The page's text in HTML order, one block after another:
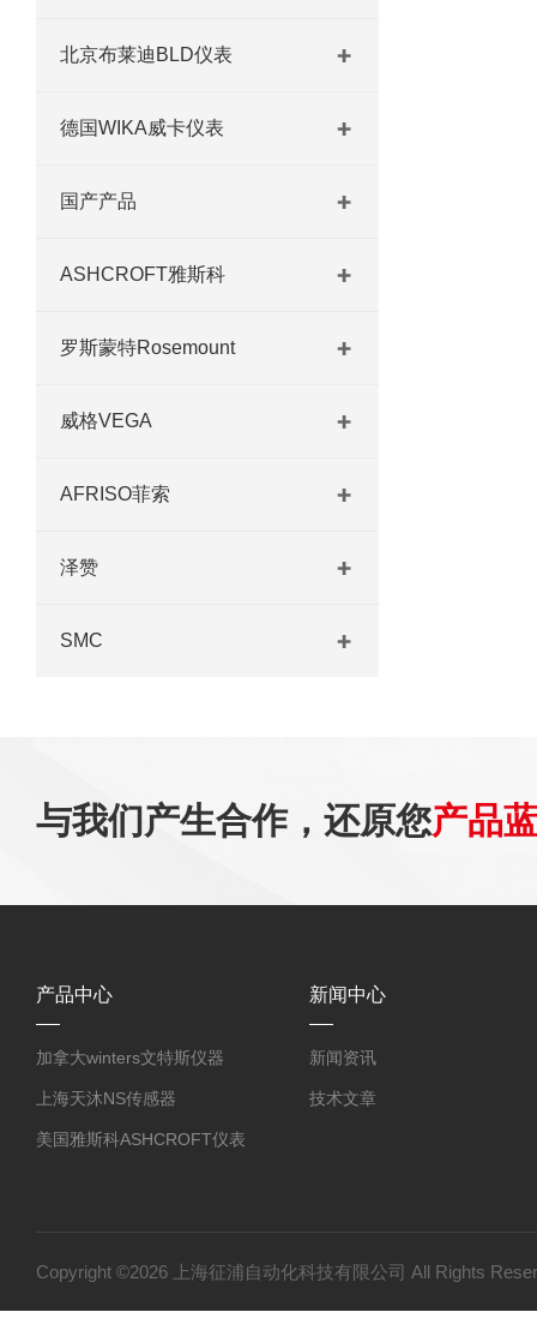
北京布莱迪BLD仪表
德国WIKA威卡仪表
国产产品
ASHCROFT雅斯科
罗斯蒙特Rosemount
威格VEGA
AFRISO菲索
泽赞
SMC
与我们产生合作，还原您产品
产品中心
加拿大winters文特斯仪器
上海天沐NS传感器
美国雅斯科ASHCROFT仪表
国产产品
新闻中心
新闻资讯
技术文章
Copyright ©2026 上海征浦自动化科技有限公司 All Rights